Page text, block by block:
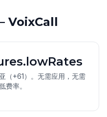
VoixCall
（+61）。无需应用，无需
费率。